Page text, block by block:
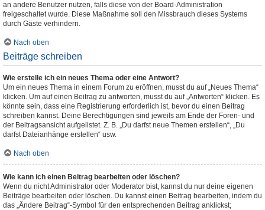
an andere Benutzer nutzen, falls diese von der Board-Administration
freigeschaltet wurde. Diese Maßnahme soll den Missbrauch dieses Systems
durch Gäste verhindern.
Nach oben
Beiträge schreiben
Wie erstelle ich ein neues Thema oder eine Antwort?
Um ein neues Thema in einem Forum zu eröffnen, musst du auf „Neues Thema“
klicken. Um auf einen Beitrag zu antworten, musst du auf „Antworten“ klicken. Es
könnte sein, dass eine Registrierung erforderlich ist, bevor du einen Beitrag
schreiben kannst. Deine Berechtigungen sind jeweils am Ende der Foren- und
der Beitragsansicht aufgelistet. Z. B. „Du darfst neue Themen erstellen“, „Du
darfst Dateianhänge erstellen“ usw.
Nach oben
Wie kann ich einen Beitrag bearbeiten oder löschen?
Wenn du nicht Administrator oder Moderator bist, kannst du nur deine eigenen
Beiträge bearbeiten oder löschen. Du kannst einen Beitrag bearbeiten, indem du
das „Ändere Beitrag“-Symbol für den entsprechenden Beitrag anklickst;